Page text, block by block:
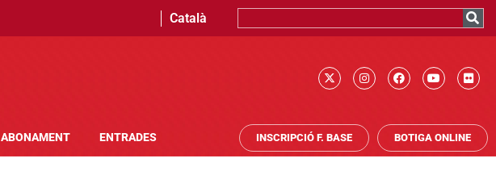
Català
ABONAMENT ENTRADES INSCRIPCIÓ F. BASE BOTIGA ONLINE